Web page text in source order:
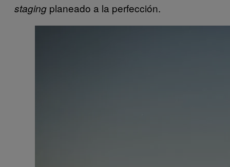
staging planeado a la perfección.